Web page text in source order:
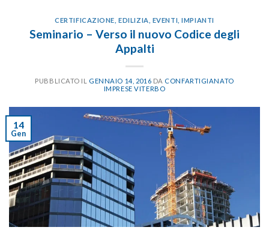
CERTIFICAZIONE ,EDILIZIA EVENTI ,IMPIANTI
Seminario – Verso il nuovo Codice degli
Appalti
PUBBLICATO IL GENNAIO 14, 2016 DA CONFARTIGIANATO
IMPRESE VITERBO
14
Gen